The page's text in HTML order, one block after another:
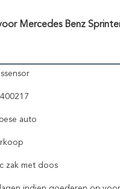
Mercedes Benz
auto
zak met doos